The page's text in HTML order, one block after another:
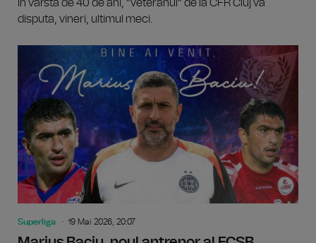
În vârstă de 40 de ani, ”veteranul” de la CFR Cluj va
disputa, vineri, ultimul meci.
Superliga 19 Mai 2026, 20:07